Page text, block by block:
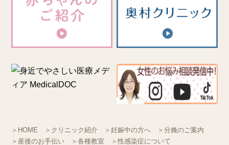
＞HOME ＞クリニック紹介 ＞妊娠中の方へ
＞分娩のご案内
＞産後のお手伝い
＞各種教室 ＞性感染症について